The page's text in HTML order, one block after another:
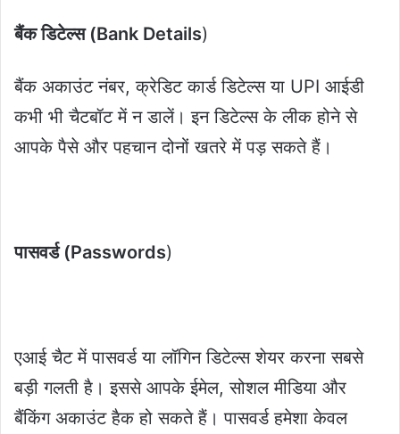
बैंक डिटेल्स (Bank Details)
बैंक अकाउंट नंबर, क्रेडिट कार्ड डिटेल्स या UPI आईडी
कभी भी चैटबॉट में न डालें। इन डिटेल्स के लीक होने से
आपके पैसे और पहचान दोनों खतरे में पड़ सकते हैं।
पासवर्ड (Passwords)
एआई चैट में पासवर्ड या लॉगिन डिटेल्स शेयर करना सबसे
बड़ी गलती है। इससे आपके ईमेल, सोशल मीडिया और
बैंकिंग अकाउंट हैक हो सकते हैं। पासवर्ड हमेशा केवल